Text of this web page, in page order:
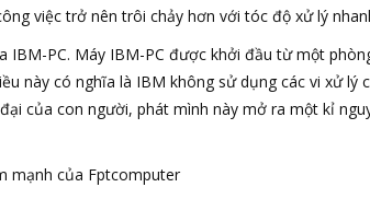
việc trở nên trôi chảy hơn với tóc độ xử lý
PC. Máy IBM-PC được khởi đầu từ một
này có nghĩa là IBM không sử dụng các vi xử lý
của con người, phát mình này mở ra một kỉ
mạnh của Fptcomputer